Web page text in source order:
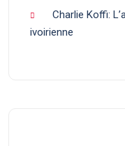
Charlie Koffi:
ivoirienne